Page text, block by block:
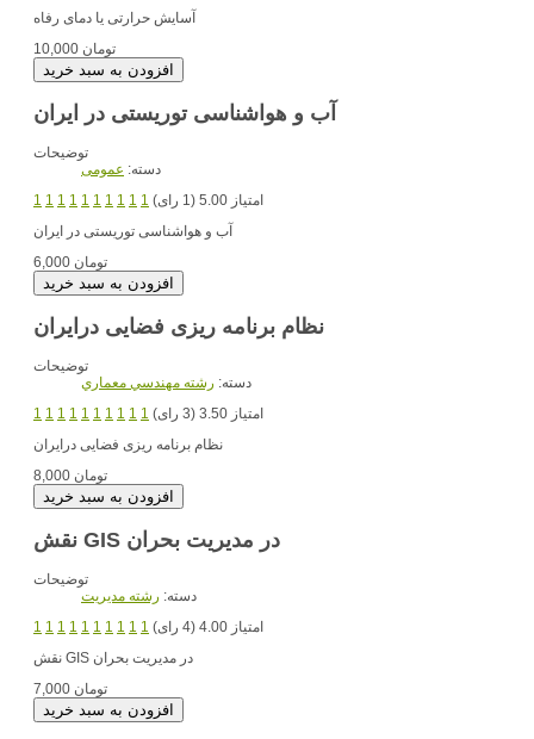
10,000 تومان
آب و هواشناسی توریستی در ایران
توضیحات
دسته: عمومی
1 1 1 1 1 1 1 1 1 1
امتیاز 5.00 (1 رای)
6,000 تومان
نظام برنامه ریزی فضایی درایران
توضیحات
دسته: رشته مهندسي معماري
1 1 1 1 1 1 1 1 1 1
امتیاز 3.50 (3 رای)
نظام برنامه ریزی فضایی درایران
8,000 تومان
نقش GIS در مدیریت بحران
توضیحات
دسته: رشته مديريت
1 1 1 1 1 1 1 1 1 1
امتیاز 4.00 (4 رای)
نقش GIS در مدیریت بحران
7,000 تومان